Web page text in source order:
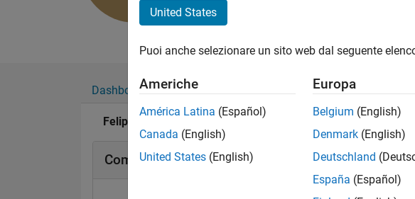
Electronics Computational neuroscience
Dashboard Badge Sponsorizzazioni
Felipe Torres's Badge
Community Badge
United States
Puoi anche selezionare un sito web dal seguente
Americhe
América Latina (Español)
Canada (English)
United States (English)
Europa
Belgium (English)
Denmark (English)
Deutschland
España (Español)